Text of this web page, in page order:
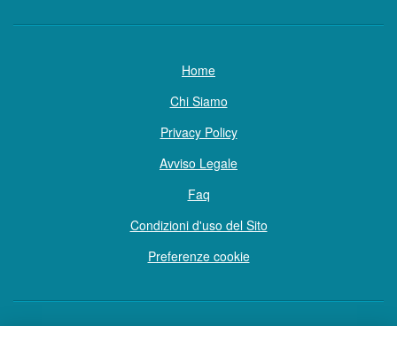
Home
Chi Siamo
Privacy Policy
Avviso Legale
Faq
Condizioni d'uso del Sito
Preferenze cookie